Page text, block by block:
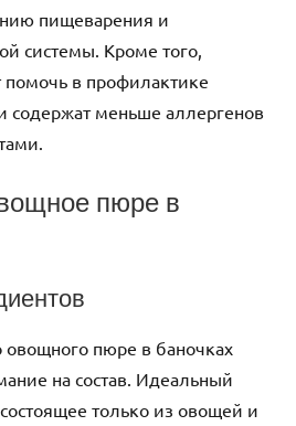
пищеварения и
системы. Кроме того,
в профилактике
содержат меньше аллергенов
пюре в
овощного пюре в баночках
на состав. Идеальный
только из овощей и